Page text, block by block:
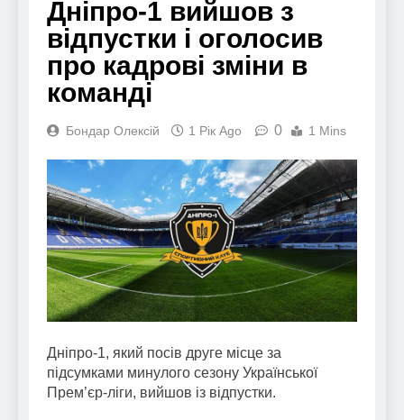
Дніпро-1 вийшов з
відпустки і оголосив
про кадрові зміни в
команді
Бондар Олексій 1 Рік Ago 0 1 Mins
Дніпро-1, який посів друге місце за
підсумками минулого сезону Української
Прем’єр-ліги, вийшов із відпустки.